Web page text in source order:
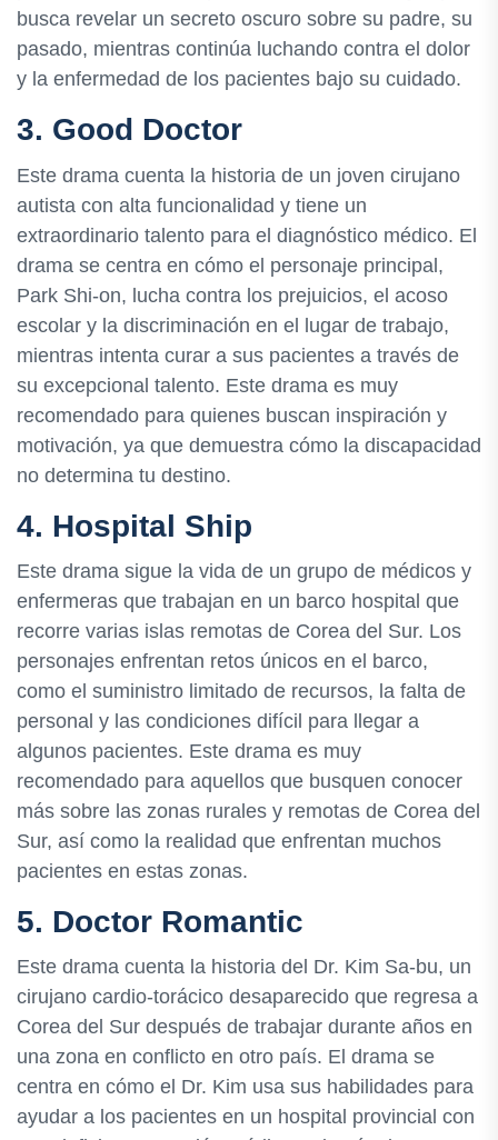
busca revelar un secreto oscuro sobre su padre, su
pasado, mientras continúa luchando contra el dolor
y la enfermedad de los pacientes bajo su cuidado.
3. Good Doctor
Este drama cuenta la historia de un joven cirujano
autista con alta funcionalidad y tiene un
extraordinario talento para el diagnóstico médico. El
drama se centra en cómo el personaje principal,
Park Shi-on, lucha contra los prejuicios, el acoso
escolar y la discriminación en el lugar de trabajo,
mientras intenta curar a sus pacientes a través de
su excepcional talento. Este drama es muy
recomendado para quienes buscan inspiración y
motivación, ya que demuestra cómo la discapacidad
no determina tu destino.
4. Hospital Ship
Este drama sigue la vida de un grupo de médicos y
enfermeras que trabajan en un barco hospital que
recorre varias islas remotas de Corea del Sur. Los
personajes enfrentan retos únicos en el barco,
como el suministro limitado de recursos, la falta de
personal y las condiciones difícil para llegar a
algunos pacientes. Este drama es muy
recomendado para aquellos que busquen conocer
más sobre las zonas rurales y remotas de Corea del
Sur, así como la realidad que enfrentan muchos
pacientes en estas zonas.
5. Doctor Romantic
Este drama cuenta la historia del Dr. Kim Sa-bu, un
cirujano cardio-torácico desaparecido que regresa a
Corea del Sur después de trabajar durante años en
una zona en conflicto en otro país. El drama se
centra en cómo el Dr. Kim usa sus habilidades para
ayudar a los pacientes en un hospital provincial con